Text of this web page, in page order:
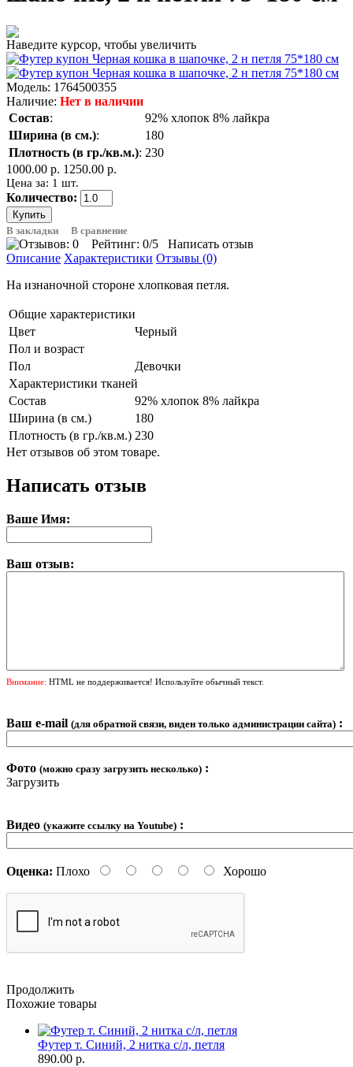
Наведите курсор, чтобы увеличить
Модель: 1764500355
Наличие: Нет в наличии
Состав:
92% хлопок 8% лайкра
Ширина (в см.):
180
Плотность (в гр./кв.м.): 230
1000.00 р. 1250.00 р.
Цена за: 1 шт.
Количество:
В закладки В сравнение
Рейтинг: 0/5
Написать отзыв
Описание Характеристики Отзывы (0)
На изнаночной стороне хлопковая петля.
Общие характеристики
Цвет
Черный
Пол и возраст
Пол
Девочки
Характеристики тканей
Состав
92% хлопок 8% лайкра
Ширина (в см.)
180
Плотность (в гр./кв.м.) 230
Нет отзывов об этом товаре.
Написать отзыв
Ваше Имя:
Ваш отзыв:
Внимание: HTML не поддерживается! Используйте обычный текст.
Ваш e-mail (для обратной связи, виден только администрации сайта) :
Фото (можно сразу загрузить несколько) :
Загрузить
Видео (укажите ссылку на Youtube) :
Оценка: Плохо Хорошо
Продолжить
Похожие товары
Футер т. Синий, 2 нитка с/л, петля
890.00 р.